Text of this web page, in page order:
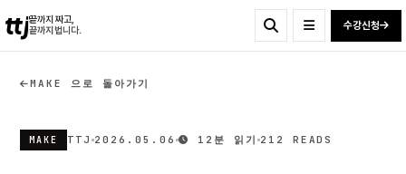
ttj끝까지 짜고,
끝까지 법니다.
수강신청
MAKE 으로 돌아가기
MAKE TTJ 2026.05.06 12분 읽기 212 READS